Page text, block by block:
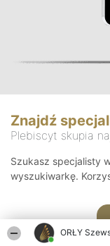
ORŁY
Znajdź
Plebiscyt skupia
Szukasz specjalisty
wyszukiwarkę.